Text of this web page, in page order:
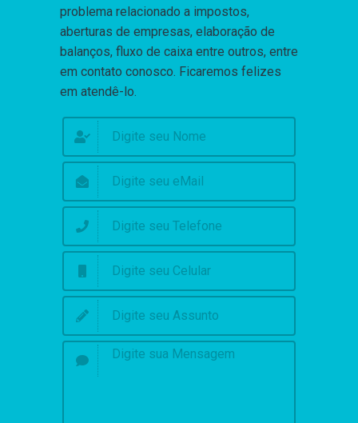
problema relacionado a impostos,
aberturas de empresas, elaboração de
balanços, fluxo de caixa entre outros, entre
em contato conosco. Ficaremos felizes
em atendê-lo.